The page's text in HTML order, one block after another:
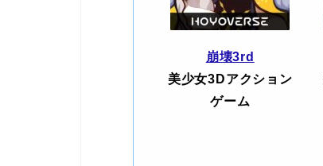
崩壊3rd
美少女3Dアクション
ゲーム